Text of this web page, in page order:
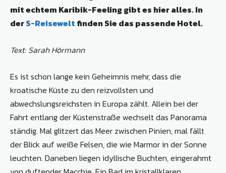
mit echtem Karibik-Feeling gibt es hier alles. In
derS-Reisewelt finden Sie das passende Hotel.
Text: Sarah Hörmann
Es ist schon lange kein Geheimnis mehr, dass die
kroatische Küste zu den reizvollsten und
abwechslungsreichsten in Europa zählt. Allein bei der
Fahrt entlang der Küstenstraße wechselt das Panorama
ständig. Mal glitzert das Meer zwischen Pinien, mal fällt
der Blick auf weiße Felsen, die wie Marmor in der Sonne
leuchten. Daneben liegen idyllische Buchten, eingerahmt